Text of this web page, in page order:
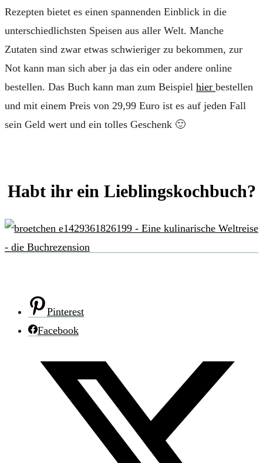
Rezepten bietet es einen spannenden Einblick in die
unterschiedlichsten Speisen aus aller Welt. Manche
Zutaten sind zwar etwas schwieriger zu bekommen, zur
Not kann man sich aber ja das ein oder andere online
bestellen. Das Buch kann man zum Beispiel hier bestellen
und mit einem Preis von 29,99 Euro ist es auf jeden Fall
sein Geld wert und ein tolles Geschenk 🙂
Habt ihr ein Lieblingskochbuch?
Pinterest
Facebook